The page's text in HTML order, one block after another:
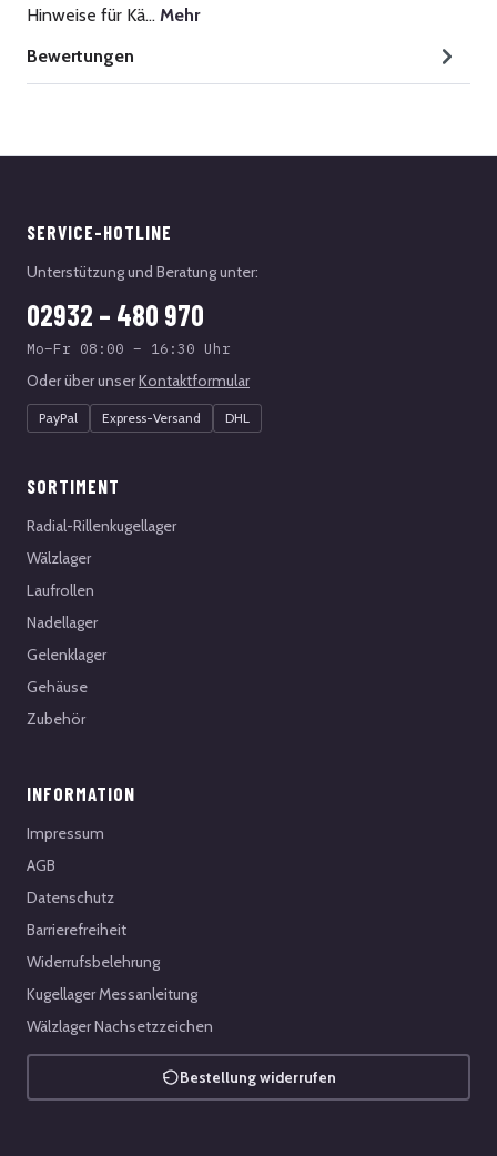
Hinweise für Kä… Mehr
Bewertungen
SERVICE-HOTLINE
Unterstützung und Beratung unter:
02932 – 480 970
Mo–Fr 08:00 – 16:30 Uhr
Oder über unserKontaktformular
PayPal Express-Versand DHL
SORTIMENT
Radial-Rillenkugellager
Wälzlager
Laufrollen
Nadellager
Gelenklager
Gehäuse
Zubehör
INFORMATION
Impressum
AGB
Datenschutz
Barrierefreiheit
Widerrufsbelehrung
Kugellager Messanleitung
Wälzlager Nachsetzzeichen
Bestellung widerrufen